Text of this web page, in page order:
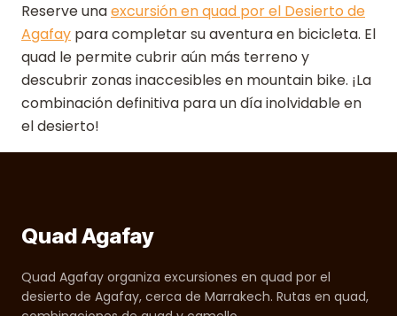
Reserve unaexcursión en quad por el Desierto de
Agafay para completar su aventura en bicicleta. El
quad le permite cubrir aún más terreno y
descubrir zonas inaccesibles en mountain bike. ¡La
combinación definitiva para un día inolvidable en
el desierto!
Quad Agafay
Quad Agafay organiza excursiones en quad por el
desierto de Agafay, cerca de Marrakech. Rutas en quad,